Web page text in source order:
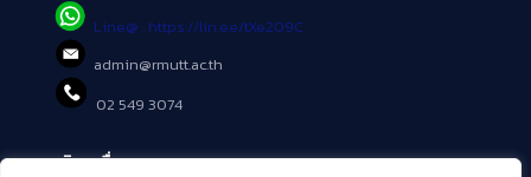
Line@ : https://lin.ee/tXe209C
admin@rmutt.ac.th
02 549 3074
บริการอื่นๆ ของ สวส.